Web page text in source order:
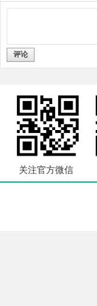
评论
关注官方微信